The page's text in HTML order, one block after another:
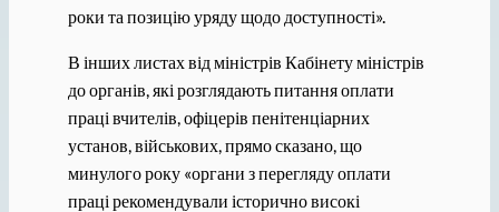
роки та позицію уряду щодо доступності».
В інших листах від міністрів Кабінету міністрів
до органів, які розглядають питання оплати
праці вчителів, офіцерів пенітенціарних
установ, військових, прямо сказано, що
минулого року «органи з перегляду оплати
праці рекомендували історично високі